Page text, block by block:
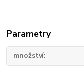
Parametry
množství